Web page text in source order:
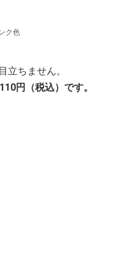
ク色
立ちません。
円（税込）です。